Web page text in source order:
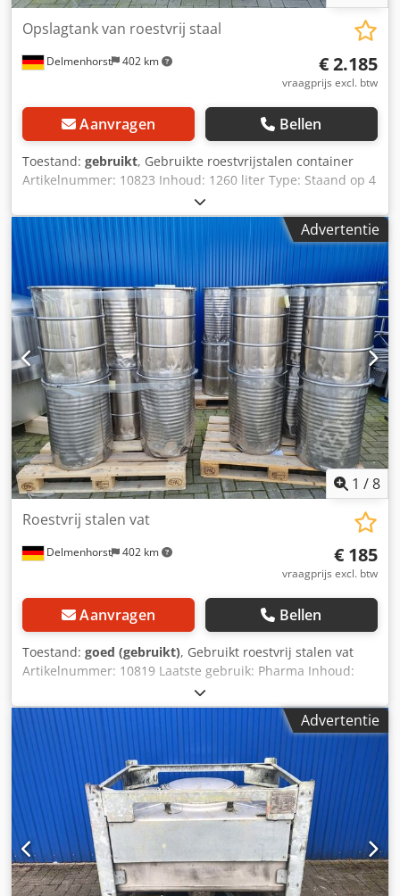
Delmenhorst 402 km
Opslagtank van roestvrij staal
€ 2.185
vraagprijs excl. btw
Aanvragen Bellen
Toestand: gebruikt, Gebruikte roestvrijstalen container
Artikelnummer: 10823 Inhoud: 1260 liter Type: Staand op 4
poten Materiaal (bevochtigde delen: 1.4301 / AISI 304
Uitvoering: Enkelwandig Bedrijfsdruk volgens typeplaatje:
ATM Maximaal. bedrijfstemperatuur: +0 / +20 °C
Afmetingen container: Binnendiameter: 1190 mm
Buitendiameter: 1210 mm Cilindrische hoogte: 920 mm
Totale breedte: 1370 mm Totale lengte: 1370 mm Totale
hoogte: 1970 mm Hoogte van de voeten: 1000 mm
Materialen: Binnenkant: 1.4301 / AISI 304 Externe
onderdelen: 1.4301 / AISI 304 Faciliteiten: Typeplaatje: ja
Diameter uitloop: 47 mm Afstand van afvoer tot vloer: 220
mm Dsdpjwcd Taofx Acdeck Uitlaatklep: schijfklep
Verwijderbaar deksel
Advertentie
1 /8
Delmenhorst 402 km
Roestvrij stalen vat
€ 185
vraagprijs excl. btw
Aanvragen Bellen
Toestand: goed (gebruikt), Gebruikt roestvrij stalen vat
Artikelnummer: 10819 Laatste gebruik: Pharma Inhoud:
100 liter Dcsdpfx Aotqd Nuecdjk Type: Verticaal Materiaal
(bevochtigde onderdelen): 14301 / AISI 304 Ontwerp:
Enkelwandig Bedrijfsdruk volgens typeplaatje: ATM
Afmetingen tank: Binnendiameter: 450mm
Buitendiameter: 454mm Cilindrische hoogte: 640mm
Totale breedte: 480mm Totale lengte: 500mm Totale
hoogte: 665mm Materialen Interieur: 14301 / AISI 304
Externe onderdelen: 14301 / AISI 304 Uitrusting:
Typeplaatje: nee Klemring
Advertentie